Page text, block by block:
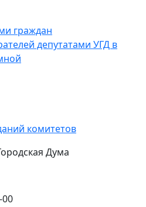
граждан
депутатами УГД в
комитетов
Дума
00